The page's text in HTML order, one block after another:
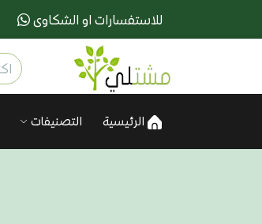
للاستفسارات او الشكاوى
الرئيسية التصنيفات